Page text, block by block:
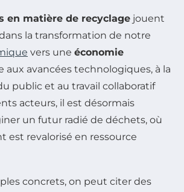
en matière de recyclage jouent
la transformation de notre
vers une économie
aux avancées technologiques, à la
public et au travail collaboratif
acteurs, il est désormais
un futur radié de déchets, où
est revalorisé en ressource
concrets, on peut citer des